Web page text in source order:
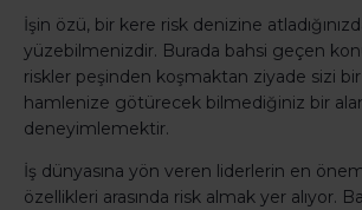
İşin özü, bir kere risk denizine
yüzebilmenizdir. Burada bahsi geçen
riskler peşinden koşmaktan ziyade sizi
hamlenize götürecek bilmediğiniz bir
deneyimlemektir.
İş dünyasına yön veren liderlerin en
özellikleri arasında risk almak yer alıyor.